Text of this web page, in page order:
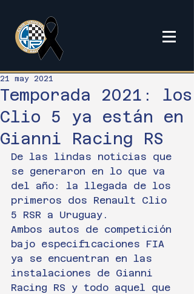
Temporada 2021: los
Clio 5 ya están en
Gianni Racing RS
21 may 2021
De las lindas noticias que
se generaron en lo que va
del año: la llegada de los
primeros dos Renault Clio
5 RSR a Uruguay.
Ambos autos de competición
bajo especificaciones FIA
ya se encuentran en las
instalaciones de Gianni
Racing RS y todo aquel que